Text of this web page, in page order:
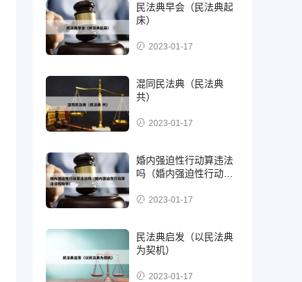
民法典早会（民法典起
床）
2023-01-17
混同民法典（民法典
共）
2023-01-17
婚内强迫性行动算违法
吗（婚内强迫性行动算
2023-01-17
民法典启发（以民法典
为契机）
2023-01-17